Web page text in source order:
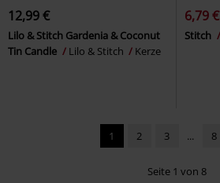
12,99 €
Lilo & Stitch Gardenia & Coconut
Tin Candle
Lilo & Stitch Kerze
6,79 €
Stitch
1 2 3 ... 8
Seite 1 von 8